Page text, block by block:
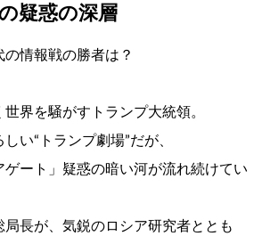
疑惑の深層
の情報戦の勝者は？
界を騒がすトランプ大統領。
い“トランプ劇場”だが、
ゲート」疑惑の暗い河が流れ続けてい
長が、気鋭のロシア研究者ととも